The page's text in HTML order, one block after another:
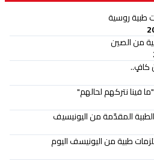
طبية روسية
من الصين
كافٍ..
فينا نتركهم لحالهم"
المقدّمة من اليونيسيف
طبية من اليونيسف اليوم